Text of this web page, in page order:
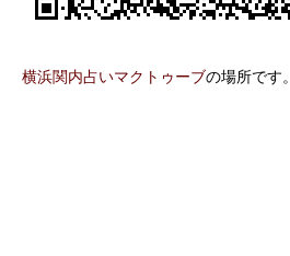
横浜関内占いマクトゥーブの場所です。